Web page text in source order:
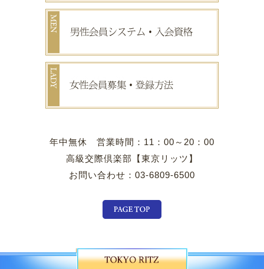
年中無休 営業時間：11：00～20：00
高級交際倶楽部【東京リッツ】
お問い合わせ：03-6809-6500